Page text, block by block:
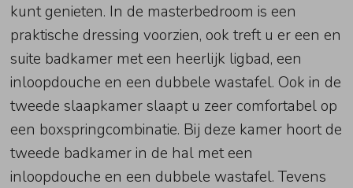
kunt genieten. In de masterbedroom is een
praktische dressing voorzien, ook treft u er een en
suite badkamer met een heerlijk ligbad, een
inloopdouche en een dubbele wastafel. Ook in de
tweede slaapkamer slaapt u zeer comfortabel op
een boxspringcombinatie. Bij deze kamer hoort de
tweede badkamer in de hal met een
inloopdouche en een dubbele wastafel. Tevens